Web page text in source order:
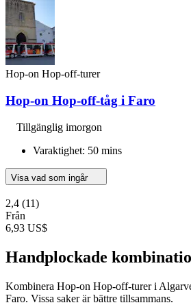
Hop-on Hop-off-turer
Hop-on Hop-off-tåg i Faro
Tillgänglig imorgon
Varaktighet: 50 mins
Visa vad som ingår
2,4 (11)
Från
6,93 US$
Handplockade
Kombinera Hop-on Hop-off-turer i
Faro. Vissa saker är bättre tillsammans.